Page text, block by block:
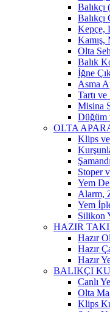
Balıkçı
Balıkçı
Kepçe,
Kamış,
Olta
Balık
İğne
Asma
Tartı
Misina
Düğüm
OLTA
Klips
Stoper
Yem
Alarm,
Yem
Silikon
HAZIR
Hazır
Hazır
Hazır
BALIKÇI
Canlı
Olta
Klips